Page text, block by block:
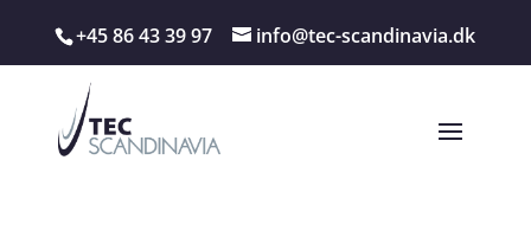
+45 86 43 39 97 info@tec-scandinavia.dk